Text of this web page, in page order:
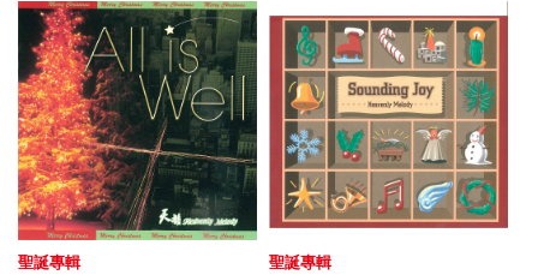
聖誕專輯 聖誕專輯